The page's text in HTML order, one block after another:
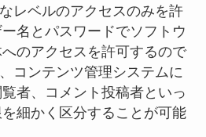
レベルのアクセスのみを許
名とパスワードでソフトウ
のアクセスを許可するので
コンテンツ管理システムに
者、コメント投稿者といっ
細かく区分することが可能